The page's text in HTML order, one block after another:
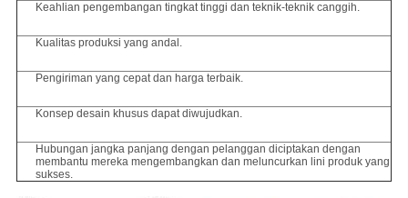
Keahlian pengembangan tingkat tinggi dan teknik-teknik canggih.
Kualitas produksi yang andal.
Pengiriman yang cepat dan harga terbaik.
Konsep desain khusus dapat diwujudkan.
Hubungan jangka panjang dengan pelanggan diciptakan dengan
membantu mereka mengembangkan dan meluncurkan lini produk yang
sukses.